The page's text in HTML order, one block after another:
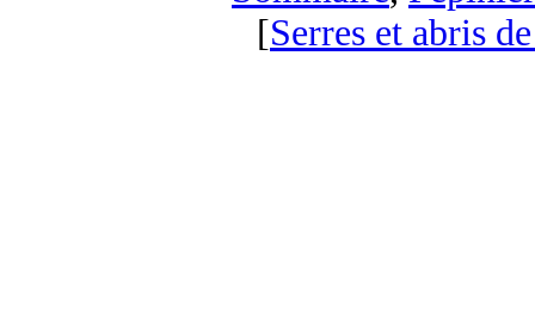
[Serres et abris